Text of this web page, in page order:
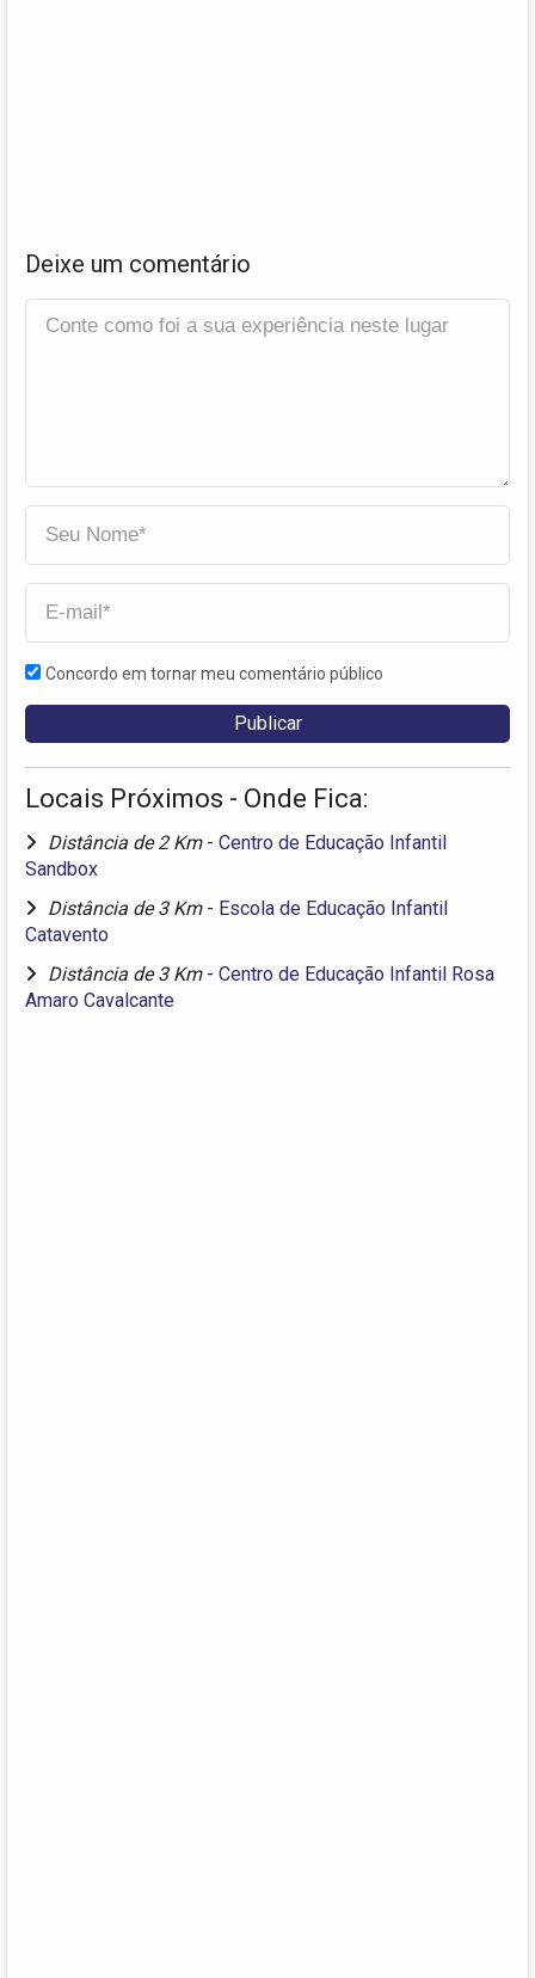
Deixe um comentário
Concordo em tornar meu comentário público
Locais Próximos - Onde Fica:
Distância de 2 Km - Centro de Educação Infantil
Sandbox
Distância de 3 Km - Escola de Educação Infantil
Catavento
Distância de 3 Km - Centro de Educação Infantil Rosa
Amaro Cavalcante